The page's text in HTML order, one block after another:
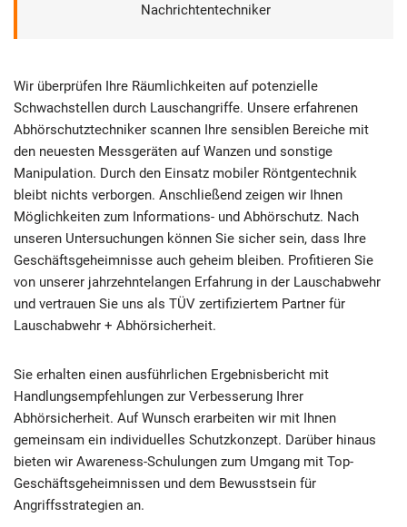
Nachrichtentechniker
Wir überprüfen Ihre Räumlichkeiten auf potenzielle
Schwachstellen durch Lauschangriffe. Unsere erfahrenen
Abhörschutztechniker scannen Ihre sensiblen Bereiche mit
den neuesten Messgeräten auf Wanzen und sonstige
Manipulation. Durch den Einsatz mobiler Röntgentechnik
bleibt nichts verborgen. Anschließend zeigen wir Ihnen
Möglichkeiten zum Informations- und Abhörschutz. Nach
unseren Untersuchungen können Sie sicher sein, dass Ihre
Geschäftsgeheimnisse auch geheim bleiben. Profitieren Sie
von unserer jahrzehntelangen Erfahrung in der Lauschabwehr
und vertrauen Sie uns als TÜV zertifiziertem Partner für
Lauschabwehr + Abhörsicherheit.
Sie erhalten einen ausführlichen Ergebnisbericht mit
Handlungsempfehlungen zur Verbesserung Ihrer
Abhörsicherheit. Auf Wunsch erarbeiten wir mit Ihnen
gemeinsam ein individuelles Schutzkonzept. Darüber hinaus
bieten wir Awareness-Schulungen zum Umgang mit Top-
Geschäftsgeheimnissen und dem Bewusstsein für
Angriffsstrategien an.